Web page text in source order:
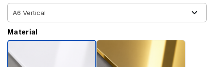
Material